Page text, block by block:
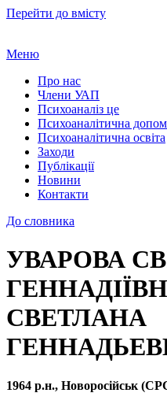
Перейти до вмісту
Меню
Про нас
Члени УАП
Психоаналіз це
Психоаналітична
Психоаналітична освіта
Заходи
Публікації
Новини
Контакти
До словника
УВАРОВА
СВЕТЛАНА
1964 р.н., Новоросійськ